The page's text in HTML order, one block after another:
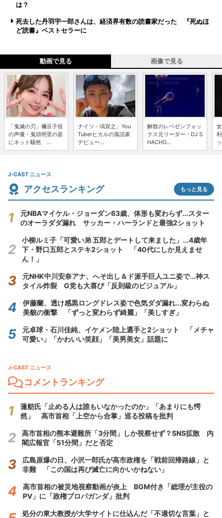
は？
死去した丹羽宇一郎さんは、経済界有数の読書家だった 『死ぬほ
ど読書』ベストセラーに
動画で見る 画像で見る
「鬼滅の刃」禰豆子役
の声優・鬼頭明里の姿
にネット騒然 ...
ナイツ・塙宣之、You
Tuberヒカルの落語家
デビュー...
解散のレペゼンフォッ
クス元リーダー・DJ S
HACHO...
J-CAST ニュース
アクセスランキング もっと見る
元NBAマイケル・ジョーダン63歳、体形も変わらず...スター
のオーラダダ漏れ サッカー・ハーランドと最強2ショット
小柳ルミ子「可愛い弟 五郎とデートして来ました」...4歳年
下・野口五郎とステキ2ショット 「40代にしか見えませ
ん！」
元NHK中川安奈アナ、へそ出し＆ド派手巨人ユニ姿で...神ス
タイル炸裂 G党も大喜び「反則級のビジュアル」
伊藤蘭、透け感黒ロングドレス姿で色気ダダ漏れ...変わらぬ
美貌の衝撃 「ずっと変わらず綺麗」「美しすぎ」
元卓球・石川佳純、イケメン陸上選手と2ショット 「メチャ
可愛い」「かわいい笑顔」「美男美女」話題に
J-CAST ニュース
コメントランキング
蓮舫氏「止める人は誰もいなかったのか」「あまりにも愕
然」 高市首相「上空から合掌」巡る投稿を批判
高市首相の熊本避難所「3分間」しか視察せず？SNS拡散 内
閣広報官「51分間」だと否定
広島原爆の日、小沢一郎氏が高市政権を「戦前回帰路線」と
非難 「この国は再び滅亡に向かいかねない」
高市首相の被災地視察動画が炎上 BGM付き「総理が主役の
PV」に「政権プロパガンダ」批判
処分の東大教授が大学サイトに仕込んだ「不適切な言葉」と